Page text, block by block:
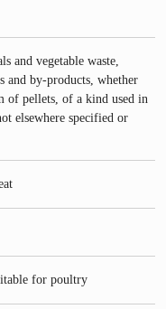
and vegetable waste,
and by-products, whether
of pellets, of a kind used in
elsewhere specified or
for poultry